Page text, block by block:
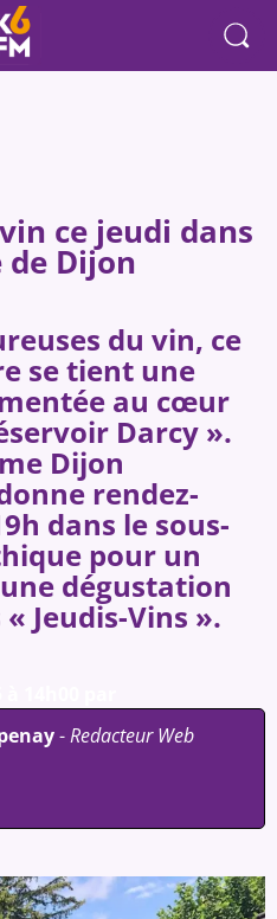
ce jeudi dans
Dijon
du vin, ce
se tient une
au cœur
Darcy ».
Dijon
rendez-
dans le sous-
pour un
dégustation
Jeudis-Vins ».
-Redacteur Web